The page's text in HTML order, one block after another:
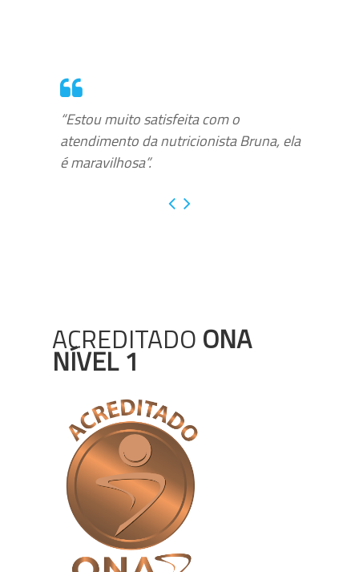
“Estou muito satisfeita com o
atendimento da nutricionista Bruna, ela
é maravilhosa”.
ACREDITADO ONA
NÍVEL 1